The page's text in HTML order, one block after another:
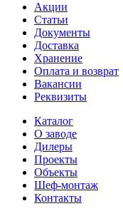
Акции
Статьи
Документы
Доставка
Хранение
Оплата и возврат
Вакансии
Реквизиты
Каталог
О заводе
Дилеры
Проекты
Объекты
Шеф-монтаж
Контакты